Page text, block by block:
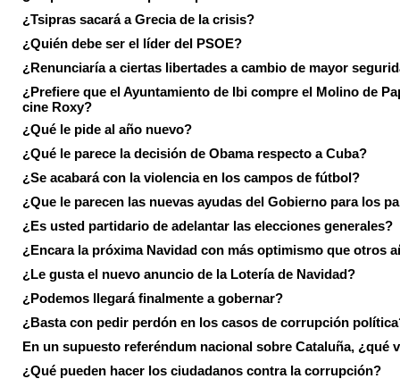
¿Tsipras sacará a Grecia de la crisis?
¿Quién debe ser el líder del PSOE?
¿Renunciaría a ciertas libertades a cambio de mayor
¿Prefiere que el Ayuntamiento de Ibi compre el Molino de
cine Roxy?
¿Qué le pide al año nuevo?
¿Qué le parece la decisión de Obama respecto a Cuba?
¿Se acabará con la violencia en los campos de fútbol?
¿Que le parecen las nuevas ayudas del Gobierno para los
¿Es usted partidario de adelantar las elecciones generales?
¿Encara la próxima Navidad con más optimismo que otros
¿Le gusta el nuevo anuncio de la Lotería de Navidad?
¿Podemos llegará finalmente a gobernar?
¿Basta con pedir perdón en los casos de corrupción
En un supuesto referéndum nacional sobre Cataluña, ¿qué
¿Qué pueden hacer los ciudadanos contra la corrupción?